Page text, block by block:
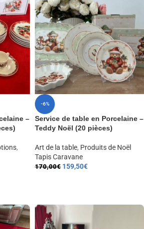
–
,
-6%
Service de table en Porcelaine –
Teddy Noël (20 pièces)
Art de la table, Produits de Noël
Tapis Caravane
170,00€ 159,50€